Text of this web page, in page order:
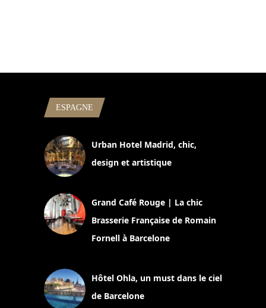
ESPAGNE
Urban Hotel Madrid, chic,
design et artistique
Grand Café Rouge | La chic
Brasserie Française de Romain
Fornell à Barcelone
Hôtel Ohla, un must dans le ciel
de Barcelone